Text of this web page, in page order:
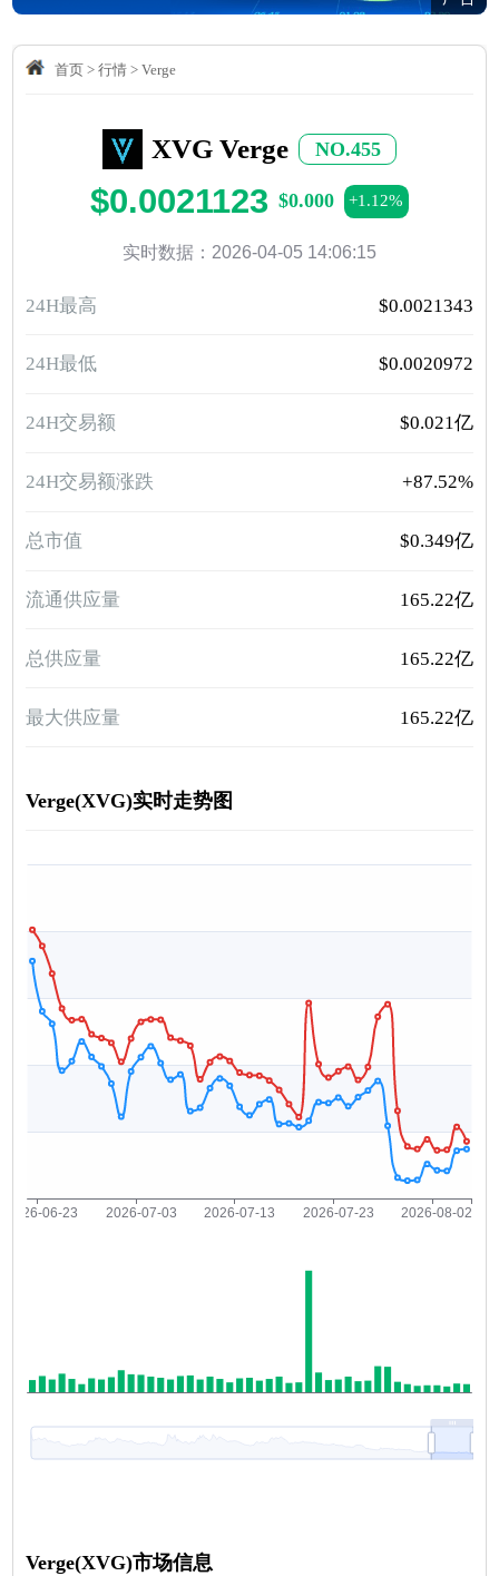
首页> 行情> Verge
XVG Verge NO.455
$0.0021123 $0.000 +1.12%
实时数据：2026-04-05 14:06:15
24H最高 $0.0021343
24H最低 $0.0020972
24H交易额 $0.021亿
24H交易额涨跌 +87.52%
总市值 $0.349亿
流通供应量 165.22亿
总供应量 165.22亿
最大供应量 165.22亿
Verge(XVG)实时走势图
Verge(XVG)市场信息